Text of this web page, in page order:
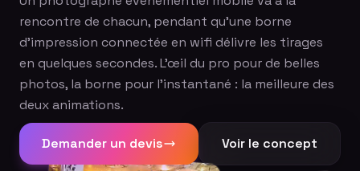
rencontre de chacun, pendant qu'une borne
d'impression connectée en wifi délivre les tirages
en quelques secondes. L'œil du pro pour de belles
photos, la borne pour l'instantané : la meilleure des
deux animations.
Demander un devis Voir le concept